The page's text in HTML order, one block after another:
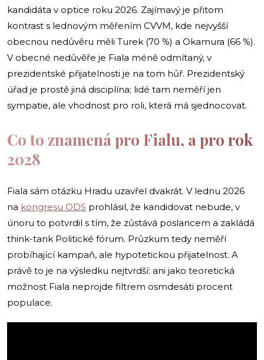
kandidáta v optice roku 2026. Zajímavý je přitom
kontrast s lednovým měřením CVVM, kde nejvyšší
obecnou nedůvěru měli Turek (70 %) a Okamura (66 %).
V obecné nedůvěře je Fiala méně odmítaný, v
prezidentské přijatelnosti je na tom hůř. Prezidentský
úřad je prostě jiná disciplína; lidé tam neměří jen
sympatie, ale vhodnost pro roli, která má sjednocovat.
Co to znamená pro Fialu, a pro rok
2028
Fiala sám otázku Hradu uzavřel dvakrát. V lednu 2026
na kongresu ODS prohlásil, že kandidovat nebude, v
únoru to potvrdil s tím, že zůstává poslancem a zakládá
think-tank Politické fórum. Průzkum tedy neměří
probíhající kampaň, ale hypotetickou přijatelnost. A
právě to je na výsledku nejtvrdší: ani jako teoretická
možnost Fiala neprojde filtrem osmdesáti procent
populace.